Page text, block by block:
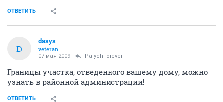
ОТВЕТИТЬ
D
dasys
veteran
07 мая 2009 PalychForever
Границы участка, отведенного вашему дому, можно
узнать в районной администрации!
ОТВЕТИТЬ